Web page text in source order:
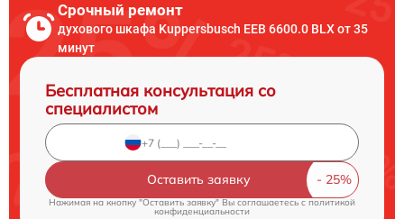
Срочный ремонт
духового шкафа Kuppersbusch EEB 6600.0 BLX от 35
минут
Бесплатная консультация со
специалистом
Оставить заявку
Нажимая на кнопку "Оставить заявку" Вы соглашаетесь c политикой
конфиденциальности